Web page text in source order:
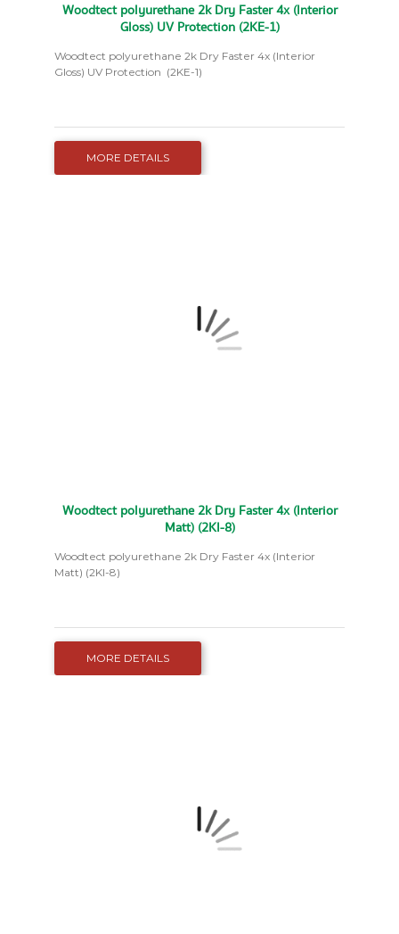
Woodtect polyurethane 2k Dry Faster 4x (Interior
Gloss) UV Protection (2KE-1)
Woodtect polyurethane 2k Dry Faster 4x (Interior
Gloss) UV Protection (2KE-1)
MORE DETAILS
Woodtect polyurethane 2k Dry Faster 4x (Interior
Matt) (2KI-8)
Woodtect polyurethane 2k Dry Faster 4x (Interior
Matt) (2KI-8)
MORE DETAILS